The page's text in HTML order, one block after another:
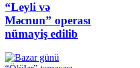
“Leyli və
Məcnun” operası
nümayiş edilib